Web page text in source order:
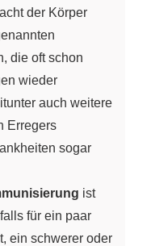
der Körper
die oft schon
wieder
auch weitere
Erregers
sogar
ist
für ein paar
ein schwerer oder